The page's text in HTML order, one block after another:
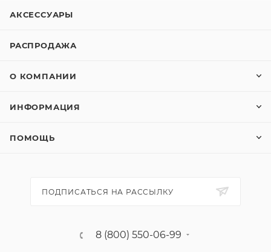
АКСЕССУАРЫ
РАСПРОДАЖА
О КОМПАНИИ
ИНФОРМАЦИЯ
ПОМОЩЬ
ПОДПИСАТЬСЯ НА РАССЫЛКУ
8 (800) 550-06-99